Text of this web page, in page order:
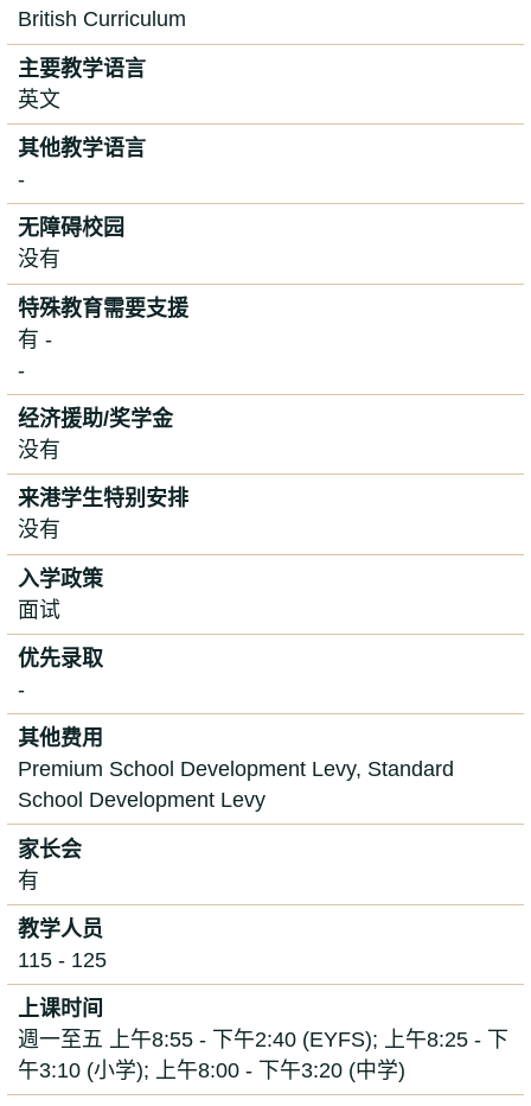
British Curriculum
主要教学语言
英文
其他教学语言
-
无障碍校园
没有
特殊教育需要支援
有 -
-
经济援助/奖学金
没有
来港学生特别安排
没有
入学政策
面试
优先录取
-
其他费用
Premium School Development Levy, Standard
School Development Levy
家长会
有
教学人员
115 - 125
上课时间
週一至五 上午8:55 - 下午2:40 (EYFS); 上午8:25 - 下
午3:10 (小学); 上午8:00 - 下午3:20 (中学)